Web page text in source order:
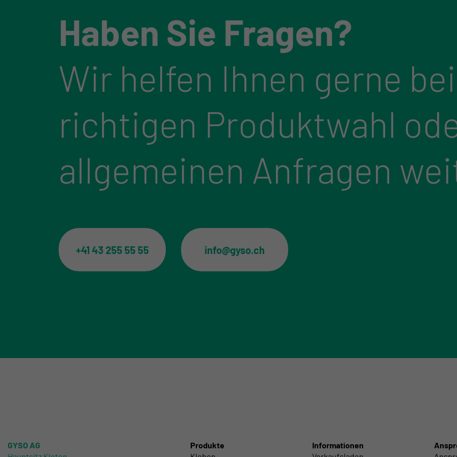
Haben Sie Fragen?
Wir helfen Ihnen gerne
richtigen Produktwahl
allgemeinen Anfragen
+41 43 255 55 55 info@gyso.ch
Produkte
Informationen
GYSO AG